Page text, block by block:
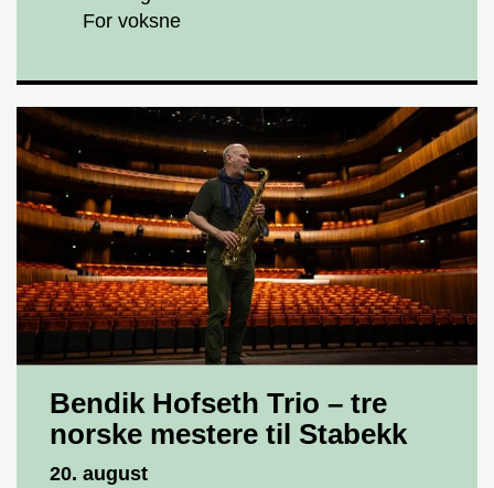
For voksne
Bendik Hofseth Trio – tre
norske mestere til Stabekk
20. august